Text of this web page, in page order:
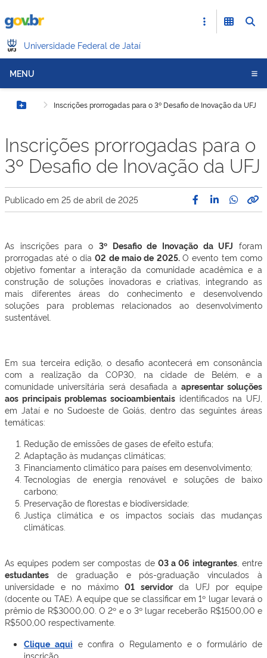
Universidade Federal de Jataí
MENU
Botão MenuInscrições prorrogadas para o 3º Desafio de Inovação da UFJ
Inscrições prorrogadas para o
3º Desafio de Inovação da UFJ
Publicado em 25 de abril de 2025
As inscrições para o 3º Desafio de Inovação da UFJ foram
prorrogadas até o dia02 de maio de 2025.O evento tem como
objetivo fomentar a interação da comunidade acadêmica e a
construção de soluções inovadoras e criativas, integrando as
mais diferentes áreas do conhecimento e desenvolvendo
soluções para problemas relacionados ao desenvolvimento
sustentável.
Em sua terceira edição, o desafio acontecerá em consonância
com a realização da COP30, na cidade de Belém, e a
comunidade universitária será desafiada a apresentar soluções
aos principais problemas socioambientais identificados na UFJ,
em Jataí e no Sudoeste de Goiás, dentro das seguintes áreas
temáticas:
Redução de emissões de gases de efeito estufa;
Adaptação às mudanças climáticas;
Financiamento climático para países em desenvolvimento;
Tecnologias de energia renovável e soluções de baixo
carbono;
Preservação de florestas e biodiversidade;
Justiça climática e os impactos sociais das mudanças
climáticas.
As equipes podem ser compostas de 03 a 06 integrantes, entre
estudantes de graduação e pós-graduação vinculados à
universidade e no máximo01 servidorda UFJ por equipe
(docente ou TAE). A equipe que se classificar em 1º lugar levará o
prêmio de R$3000,00. O 2º e o 3º lugar receberão R$1500,00 e
R$500,00 respectivamente.
Clique aqui e confira o Regulamento e o formulário de
inscrição.